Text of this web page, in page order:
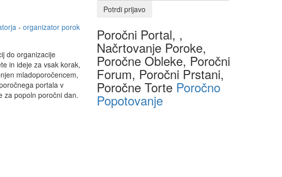
- organizator porok
do organizacije
in ideje za vsak korak,
mladoporočencem,
portala v
za popoln poročni dan.
Poročni Portal, ,
Načrtovanje Poroke,
Poročne Obleke, Poročni
Forum, Poročni Prstani,
Poročne Torte Poročno
Popotovanje